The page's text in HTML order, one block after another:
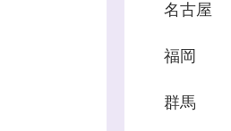
名古屋
福岡
群馬